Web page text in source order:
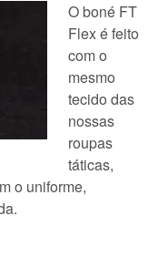
O boné FT
Flex é feito
com o
mesmo
tecido das
nossas
roupas
táticas,
o uniforme,